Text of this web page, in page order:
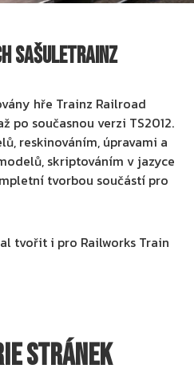
SašuleTrainz
hře Trainz Railroad
po současnou verzi TS2012.
reskinováním, úpravami a
skriptováním v jazyce
tvorbou součástí pro
tvořit i pro Railworks Train
stránek